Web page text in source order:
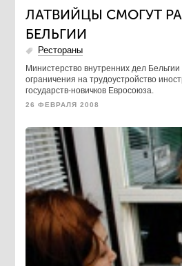
ЛАТВИЙЦЫ СМОГУТ
БЕЛЬГИИ
Рестораны
Министерство внутренних дел
ограничения на трудоустройство
государств-новичков Евросоюза.
26 ФЕВРАЛЯ 2008